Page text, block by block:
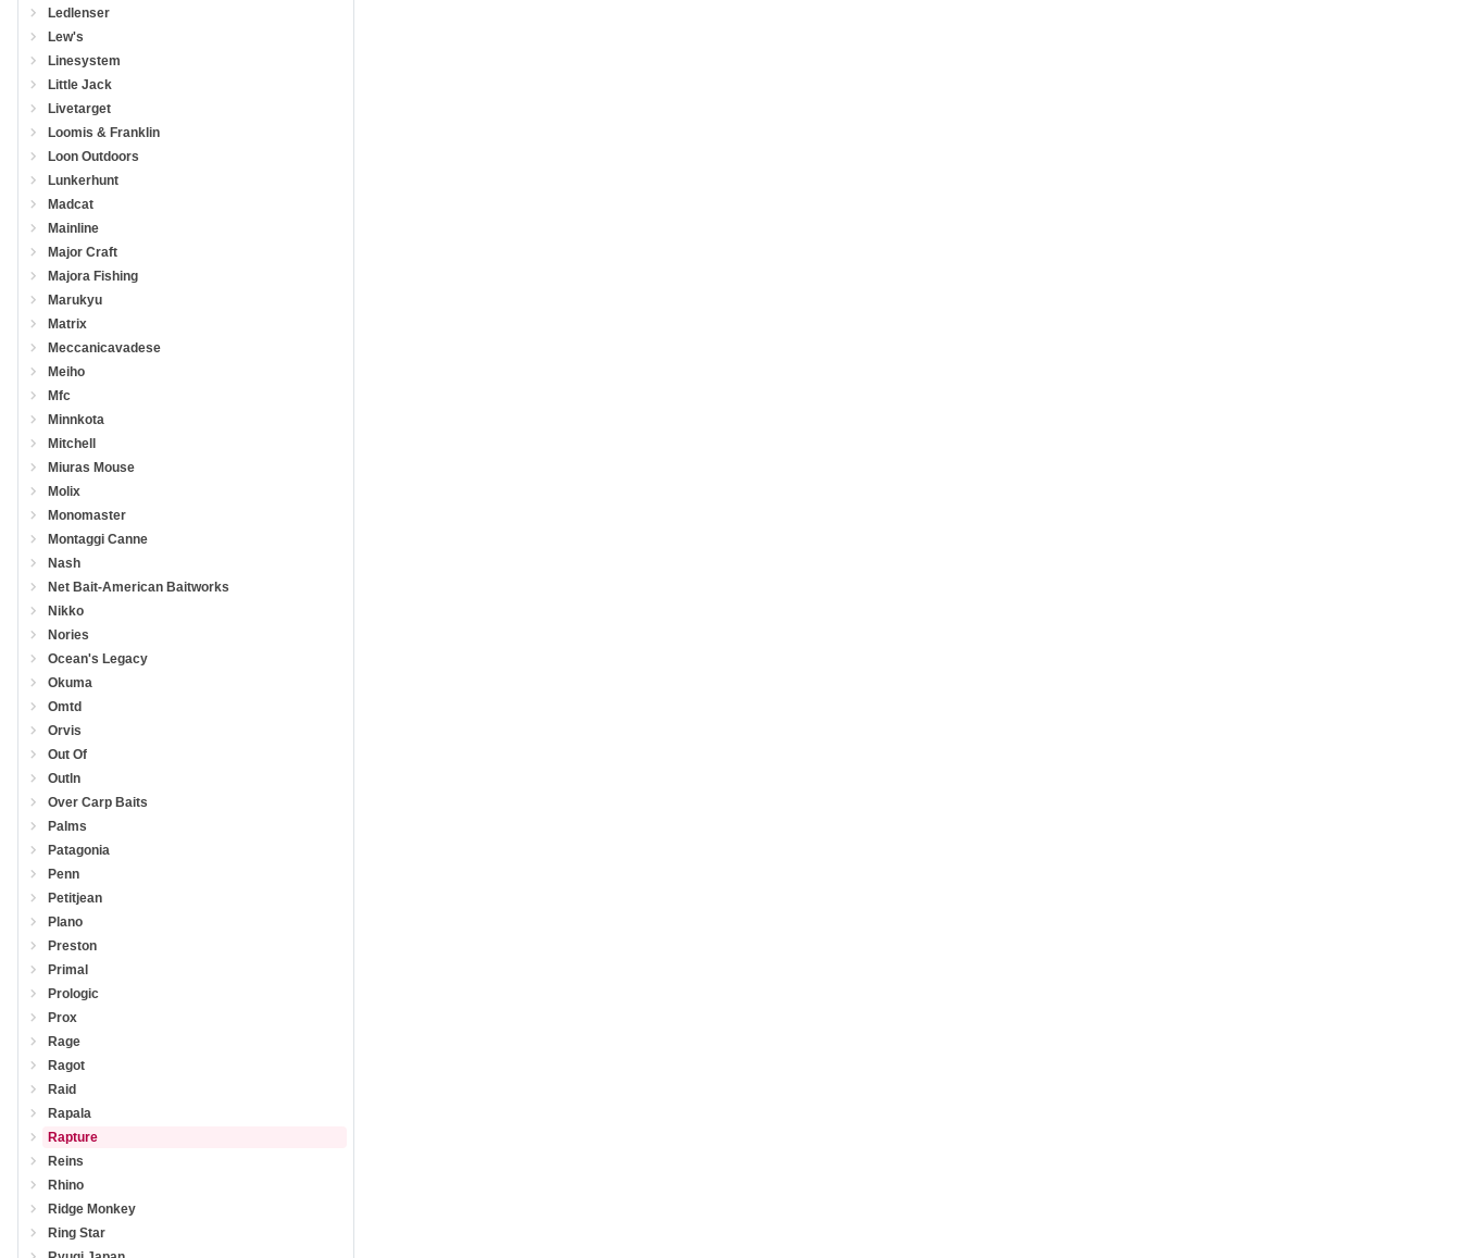
Ledlenser
Lew's
Linesystem
Little Jack
Livetarget
Loomis & Franklin
Loon Outdoors
Lunkerhunt
Madcat
Mainline
Major Craft
Majora Fishing
Marukyu
Matrix
Meccanicavadese
Meiho
Mfc
Minnkota
Mitchell
Miuras Mouse
Molix
Monomaster
Montaggi Canne
Nash
Net Bait-American Baitworks
Nikko
Nories
Ocean's Legacy
Okuma
Omtd
Orvis
Out Of
Outln
Over Carp Baits
Palms
Patagonia
Penn
Petitjean
Plano
Preston
Primal
Prologic
Prox
Rage
Ragot
Raid
Rapala
Rapture
Reins
Rhino
Ridge Monkey
Ring Star